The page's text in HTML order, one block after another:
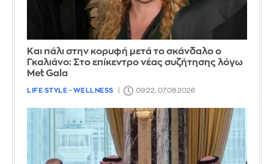
Και πάλι στην κορυφή μετά το σκάνδαλο ο
Γκαλιάνο: Στο επίκεντρο νέας συζήτησης λόγω
Met Gala
LIFE STYLE - WELLNESS 09:22, 07.08.2026